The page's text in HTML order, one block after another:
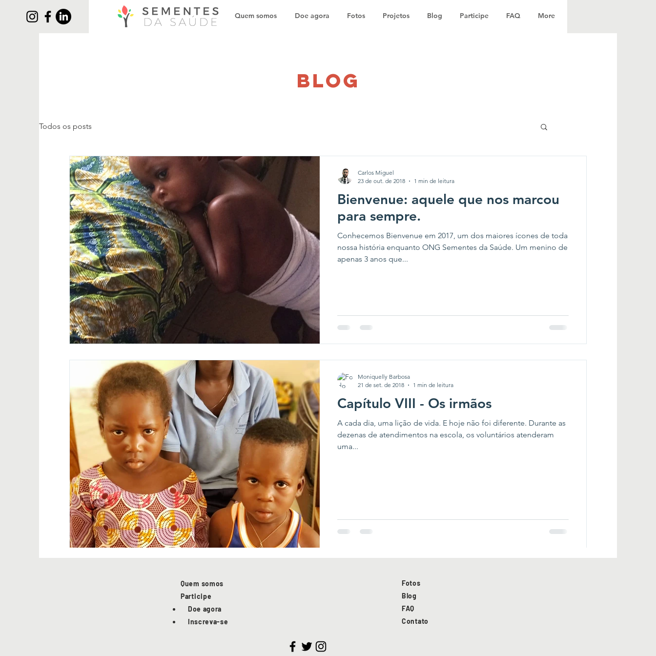
Quem somos Doe agora Fotos Projetos Blog Participe FAQ More
blog
Todos os posts
Bienvenue: aquele que nos marcou
para sempre.
Conhecemos Bienvenue em 2017, um dos maiores ícones de toda
nossa história enquanto ONG Sementes da Saúde. Um menino de
apenas 3 anos que...
Carlos Miguel
23 de out. de 2018
1 min de leitura
Capítulo VIII - Os irmãos
A cada dia, uma lição de vida. E hoje não foi diferente. Durante as
dezenas de atendimentos na escola, os voluntários atenderam
uma...
Moniquelly Barbosa
21 de set. de 2018
1 min de leitura
Quem somos
Participe
Doe agora
Inscreva-se
Fotos
Blog
FAQ
Contato